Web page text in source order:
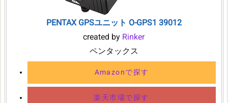
PENTAX GPSユニット O-GPS1 39012
created by Rinker
ペンタックス
Amazonで探す
楽天市場で探す